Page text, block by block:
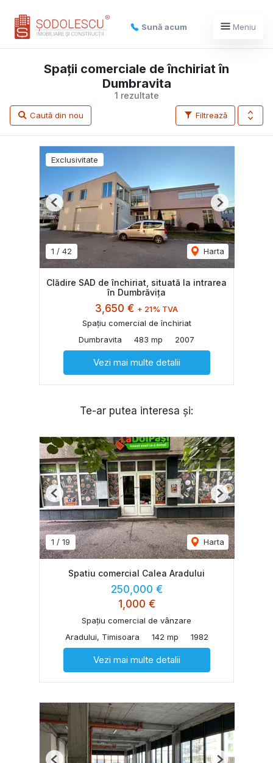
Sună acum Meniu
1 rezultate
Spații comerciale de închiriat în
Dumbravita
Filtrează
Caută din nou
Exclusivitate
1 / 42 Harta
Previous Next
Clădire SAD de închiriat, situată la intrarea
în Dumbrăvița
3,650 € + 21% TVA
Spațiu comercial de închiriat
Dumbravita
483 mp 2007
Vezi mai multe detalii
Te-ar putea interesa și:
1 / 19 Harta
Previous Next
Spatiu comercial Calea Aradului
250,000 €
1,000 €
Spațiu comercial de vânzare
Aradului, Timisoara
142 mp 1982
Vezi mai multe detalii